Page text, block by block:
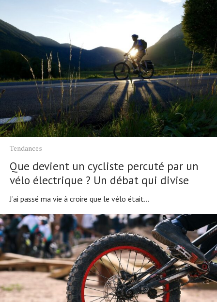
Tendances
Que devient un cycliste percuté par un
vélo électrique ? Un débat qui divise
J’ai passé ma vie à croire que le vélo était...